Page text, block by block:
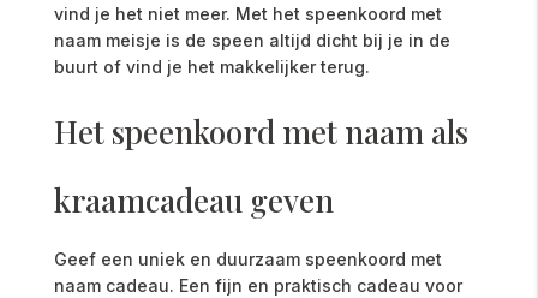
vind je het niet meer. Met het speenkoord met
naam meisje is de speen altijd dicht bij je in de
buurt of vind je het makkelijker terug.
Het speenkoord met naam als
kraamcadeau geven
Geef een uniek en duurzaam speenkoord met
naam cadeau. Een fijn en praktisch cadeau voor